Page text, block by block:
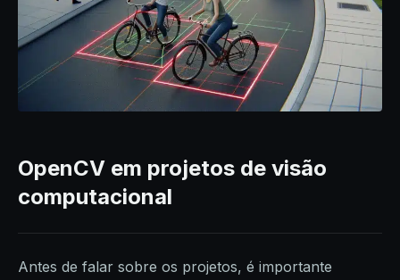
OpenCV em projetos de visão
computacional
Antes de falar sobre os projetos, é importante